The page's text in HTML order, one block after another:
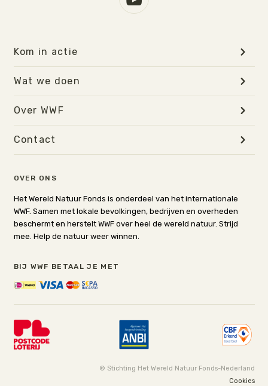
OVER ONS
Het Wereld Natuur Fonds is onderdeel van het internationale
WWF. Samen met lokale bevolkingen, bedrijven en overheden
beschermt en herstelt WWF over heel de wereld natuur. Strijd
mee. Help de natuur weer winnen.
BIJ WWF BETAAL JE MET
Kom in actie
Wat we doen
Over WWF
Contact
© Stichting Het Wereld Natuur Fonds-Nederland
Cookies